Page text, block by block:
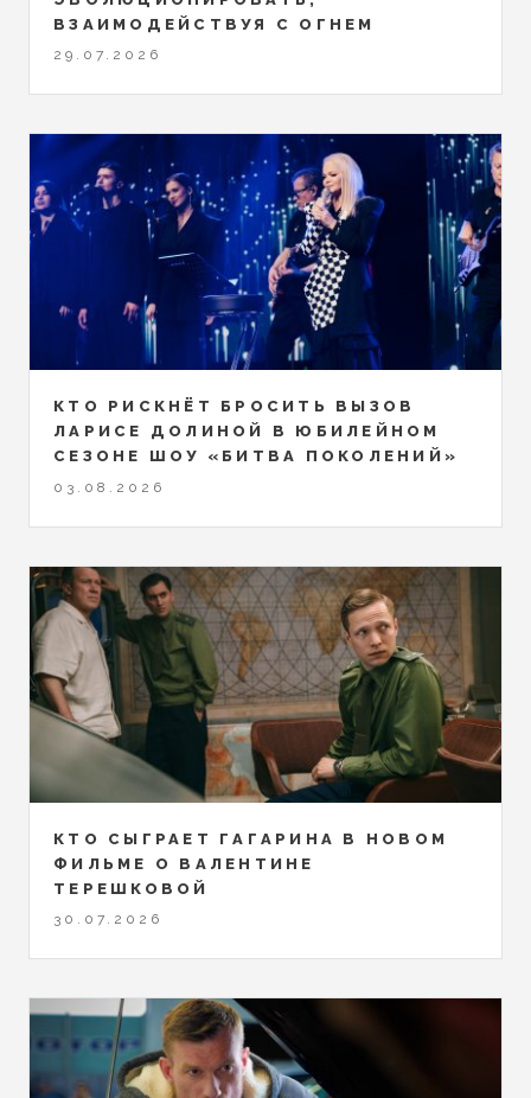
ВЗАИМОДЕЙСТВУЯ С ОГНЕМ
29.07.2026
КТО РИСКНЁТ БРОСИТЬ ВЫЗОВ
ЛАРИСЕ ДОЛИНОЙ В ЮБИЛЕЙНОМ
СЕЗОНЕ ШОУ «БИТВА ПОКОЛЕНИЙ»
03.08.2026
КТО СЫГРАЕТ ГАГАРИНА В НОВОМ
ФИЛЬМЕ О ВАЛЕНТИНЕ
ТЕРЕШКОВОЙ
30.07.2026